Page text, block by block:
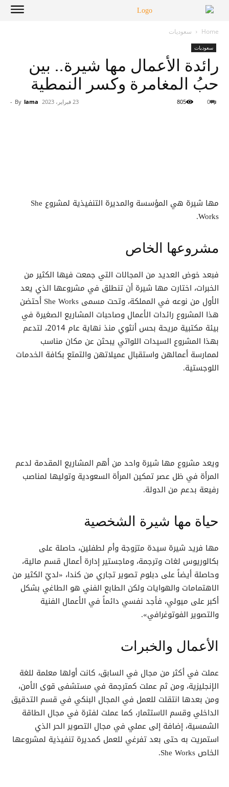
Home سعوديات
سعوديات
رائدة الأعمال مها شيرة.. بين
حبُ المغامرة وكسر النمطية
By lama
- 23 فبراير، 2023 0
805
مها شيرة هي المؤسسة والمديرة التنفيذية لمشروع She
Works.
مشروعها الخاص
فبعد خوض العديد من المجالات التي جمعت فيها الكثير من
الخبرات، اختارت مها شيرة أن تنطلق في مشروعها الذي يعد
الأول من نوعه في المملكة، وتحت مسمى She Works أحتضن
هذا المشروع رائدات الأعمال وصاحبات المشاريع الصغيرة في
بيئة مكتبية مريحة بحس أنثوي منذ نهاية عام 2014، لتدعم
بهذا المشروع السيدات اللواتي يبحثن عن مكان مناسب
لممارسة أعمالهن واستقبال عميلاتهن والتمتع بكافة الخدمات
اللوجستية.
ويعد مشروع مها شيرة واحد من أهم المشاريع المقدمة لدعم
المرأة في ظل عصر تمكين المرأة السعودية وتوليها لمناصب
رفيعة بدعم من الدولة.
حياة مها شيرة الشخصية
مها فريد شيرة سيدة متزوجة وأم لطفلين، حاصلة على
بكالوريوس لغات وترجمة، وماجستير إدارة أعمال قسم مالية،
وحاصلة أيضاً على دبلوم تصوير تجاري من كندا، «لديّ الكثير من
الاهتمامات والهوايات ولكن الطابع الفني هو الطاغي بشكل
أكبر على ميولي، فأجد نفسي دائماً في الأعمال الفنية
والتصوير الفوتوغرافي».
الأعمال والخبرات
عملت في أكثر من مجال في السابق، كانت أولها معلمة للغة
الإنجليزية، ومن ثم عملت كمترجمة في مستشفى قوى الأمن،
ومن بعدها انتقلت للعمل في المجال البنكي في قسم التدقيق
الداخلي وقسم الاستثمار، كما عملت لفترة في مجال الطاقة
الشمسية، إضافة إلى عملي في مجال التصوير الحر الذي
استمريت به حتى بعد تفرغي للعمل كمديرة تنفيذية لمشروعها
الخاص She Works.